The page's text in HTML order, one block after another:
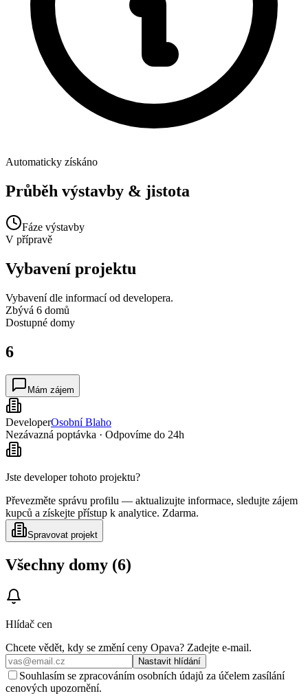
Automaticky získáno
Průběh výstavby & jistota
Fáze výstavby
V přípravě
Vybavení projektu
Vybavení dle informací od developera.
Zbývá 6 domů
Dostupné domy
6
Mám zájem
DeveloperOsobní Blaho
Nezávazná poptávka · Odpovíme do 24h
Jste developer tohoto projektu?
Převezměte správu profilu — aktualizujte informace, sledujte zájem
kupců a získejte přístup k analytice. Zdarma.
Spravovat projekt
Všechny domy (6)
Hlídač cen
Chcete vědět, kdy se změní ceny Opava? Zadejte e‑mail.
Nastavit hlídání
Souhlasím se zpracováním osobních údajů za účelem zasílání
cenových upozornění.